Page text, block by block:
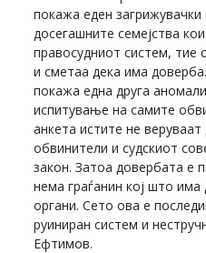
покажа еден
досегашните семејства
правосудниот систем, тие
и сметаа дека има
покажа една друга
испитување на самите
анкета истите не
обвинители и судскиот
закон. Затоа довербата е
нема граѓанин кој што
органи. Сето ова е
руиниран систем и
Ефтимов.